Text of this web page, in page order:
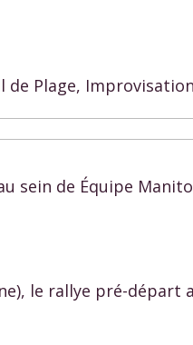
Plage,
sein de Équipe
le rallye pré-départ